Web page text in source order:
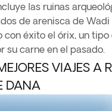
las ruinas
de arenisca de Wadi
con éxito el órix, un
su carne en el pasado.
VIAJES A
DANA